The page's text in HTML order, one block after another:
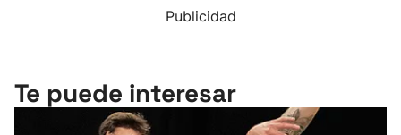
Publicidad
Te puede interesar